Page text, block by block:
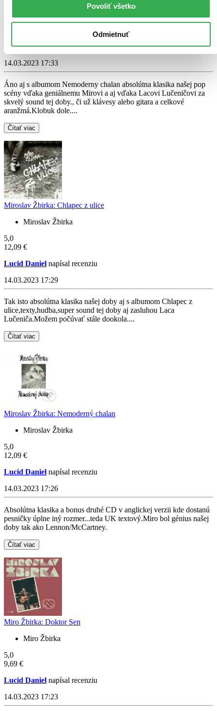
Povoliť všetko
Odmietnuť
5,0
Lucid Danielnapísal recenziu
14.03.2023 17:33
Áno aj s albumom Nemoderny chalan absolútna klasika našej pop
scény vďaka geniálnemu Mirovi a aj vďaka Lacovi Lučeničovi za
skvelý sound tej doby., či už klávesy alebo gitara a celkové
aranžmá.Klobuk dole....
Čítať viac
Miroslav Žbirka: Chlapec z ulice
Miroslav Žbirka
5,0
12,09 €
Lucid Daniel napísal recenziu
14.03.2023 17:29
Tak isto absolútna klasika našej doby aj s albumom Chlapec z
ulice,texty,hudba,super sound tej doby aj zasluhou Laca
Lučeniča.Možem počúvať stále dookola....
Čítať viac
Miroslav Žbirka: Nemoderný chalan
Miroslav Žbirka
5,0
12,09 €
Lucid Daniel napísal recenziu
14.03.2023 17:26
Absolútna klasika a bonus druhé CD v anglickej verzii kde dostanú
pesničky úplne iný rozmer...teda UK textový.Miro bol génius našej
doby tak ako Lennon/McCartney.
Čítať viac
Miro Žbirka: Doktor Sen
Miro Žbirka
5,0
9,69 €
Lucid Daniel napísal recenziu
14.03.2023 17:23